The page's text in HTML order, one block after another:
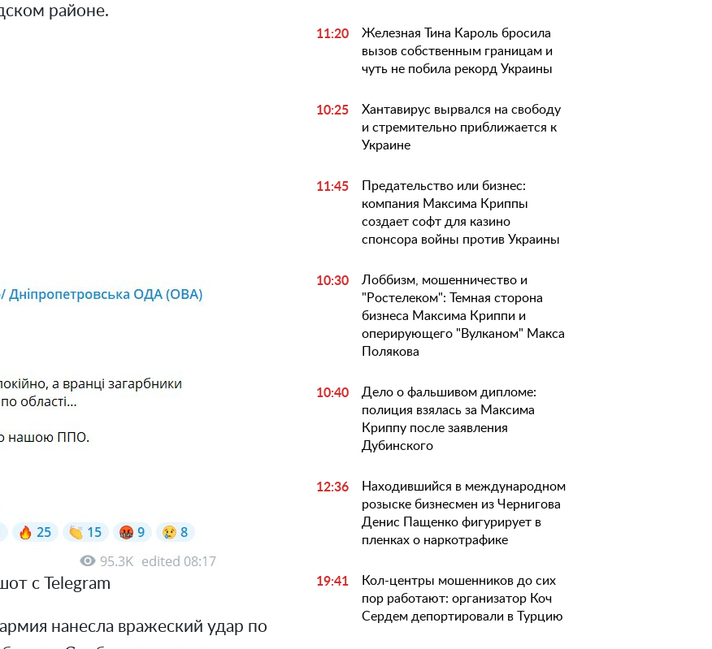
районе.
с Telegram
нанесла вражеский удар по
11:20
Железная Тина Кароль бросила
вызов собственным границам и
чуть не побила рекорд Украины
10:25
Хантавирус вырвался на свободу
и стремительно приближается к
Украине
11:45
Предательство или бизнес:
компания Максима Криппы
создает софт для казино
спонсора войны против Украины
10:30
Лоббизм, мошенничество и
"Ростелеком": Темная сторона
бизнеса Максима Криппи и
оперирующего "Вулканом" Макса
Полякова
10:40
Дело о фальшивом дипломе:
полиция взялась за Максима
Криппу после заявления
Дубинского
12:36
Находившийся в международном
розыске бизнесмен из Чернигова
Денис Пащенко фигурирует в
пленках о наркотрафике
19:41
Кол-центры мошенников до сих
пор работают: организатор Коч
Сердем депортировали в Турцию